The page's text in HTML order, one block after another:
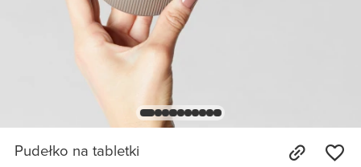
Pudełko na tabletki